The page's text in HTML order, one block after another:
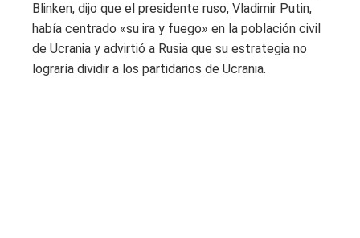
Blinken, dijo que el presidente ruso, Vladimir Putin,
había centrado «su ira y fuego» en la población civil
de Ucrania y advirtió a Rusia que su estrategia no
lograría dividir a los partidarios de Ucrania.